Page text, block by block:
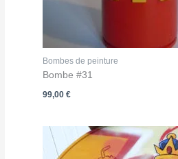
Bombes de peinture
Bombe #31
99,00€